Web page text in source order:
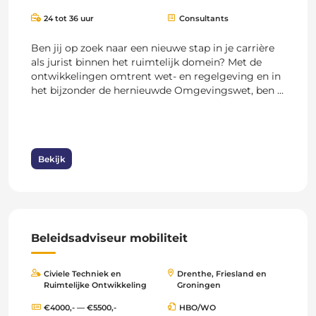
24 tot 36 uur Consultants
Ben jij op zoek naar een nieuwe stap in je carrière
als jurist binnen het ruimtelijk domein? Met de
ontwikkelingen omtrent wet- en regelgeving en in
het bijzonder de hernieuwde Omgevingswet, ben ...
Bekijk
Beleidsadviseur mobiliteit
Civiele Techniek en
Ruimtelijke Ontwikkeling
Drenthe, Friesland en
Groningen
€4000,- — €5500,- HBO/WO